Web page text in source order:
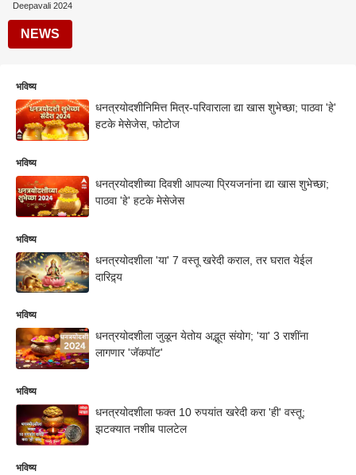
Deepavali 2024
NEWS
भविष्य
धनत्रयोदशीनिमित्त मित्र-परिवाराला द्या खास शुभेच्छा; पाठवा 'हे'
हटके मेसेजेस, फोटोज
भविष्य
धनत्रयोदशीच्या दिवशी आपल्या प्रियजनांना द्या खास शुभेच्छा;
पाठवा 'हे' हटके मेसेजेस
भविष्य
धनत्रयोदशीला 'या' 7 वस्तू खरेदी कराल, तर घरात येईल
दारिद्र्य
भविष्य
धनत्रयोदशीला जुळून येतोय अद्भूत संयोग; 'या' 3 राशींना
लागणार 'जॅकपॉट'
भविष्य
धनत्रयोदशीला फक्त 10 रुपयांत खरेदी करा 'ही' वस्तू;
झटक्यात नशीब पालटेल
भविष्य